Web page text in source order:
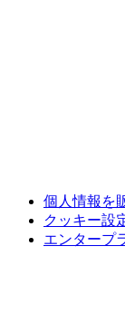
個人情報を
クッキー設
エンタープ